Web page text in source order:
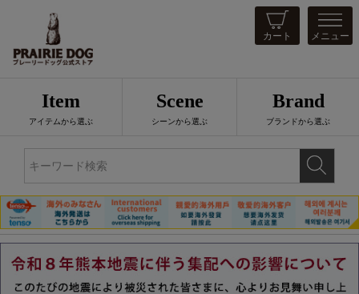
カート メニュー
Item
アイテムから選ぶ
Scene
シーンから選ぶ
Brand
ブランドから選ぶ